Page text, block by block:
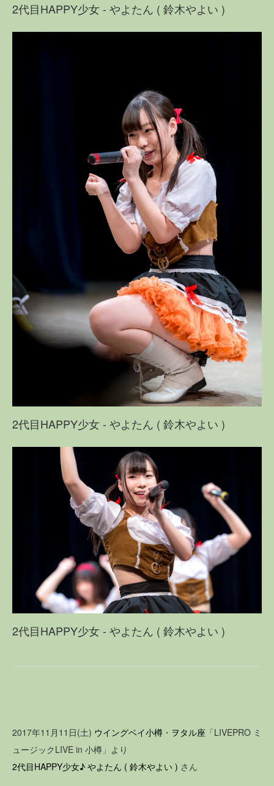
2代目HAPPY少女 - やよたん ( 鈴木やよい )
2代目HAPPY少女 - やよたん ( 鈴木やよい )
2代目HAPPY少女 - やよたん ( 鈴木やよい )
2017年11月11日(土) ウイングベイ小樽 ・ ヲタル座 「LIVEPRO ミ
ュージックLIVE in 小樽」より
2代目HAPPY少女♪ やよたん ( 鈴木やよい ) さん